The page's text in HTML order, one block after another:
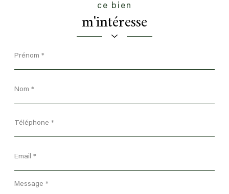
ce bien
m'intéresse
*
*
*
*
Message